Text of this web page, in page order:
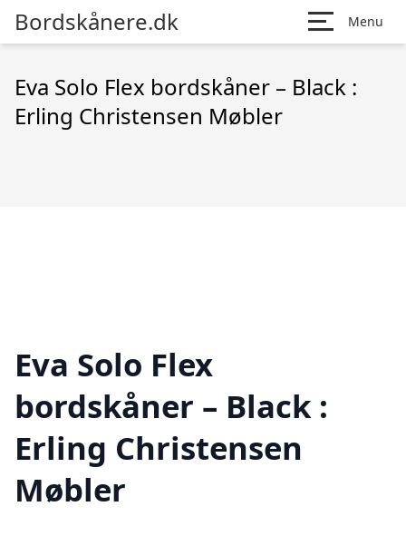
Bordskånere.dk Menu
Eva Solo Flex bordskåner – Black :
Erling Christensen Møbler
Eva Solo Flex
bordskåner – Black :
Erling Christensen
Møbler